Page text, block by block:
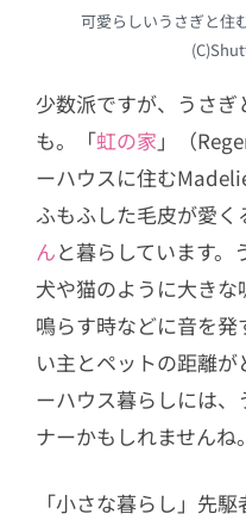
可愛らしいうさぎと住
少数派ですが、うさ
も。「虹の家 」（
ーハウスに住む
ふもふした毛皮が愛く
んと暮らしています。
犬や猫のように大き
鳴らす時などに音を
い主とペットの距離
ーハウス暮らしには
ナーかもしれませんね。
「小さな暮らし」先